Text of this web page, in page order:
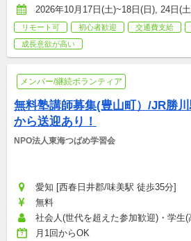
2026年10月17日(土)~18日(日), 24日(
リモート可 初心者歓迎 交通費支給
成長意欲が高い
メンバー/継続ボランティア
無料塾講師募集(豊山町）/JR勝
から送迎あり！
NPO法人東海つばめ学習会
愛知 [西春日井郡/味美駅 徒歩35分]
無料
社会人(世代を超えた参加歓迎)・学生
月1回からOK